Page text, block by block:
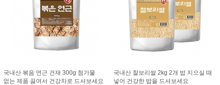
국내산 볶음 연근 건재 300g 첨가물
없는 제품 끓여서 건강차로 드셔보세요
국내산 찰보리쌀 2kg 2개 밥 지으실 때
넣어 건강한 밥을 드셔보세요